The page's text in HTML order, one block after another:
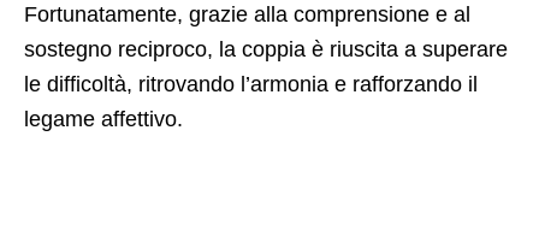
Fortunatamente, grazie alla comprensione e al
sostegno reciproco, la coppia è riuscita a superare
le difficoltà, ritrovando l’armonia e rafforzando il
legame affettivo.